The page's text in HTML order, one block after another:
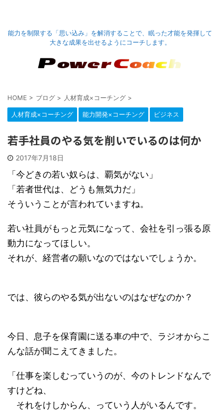
能力を制限する「思い込み」を解消することで、眠った才能を発揮して
大きな成果を出せるようにコーチします。
HOME > ブログ > 人材育成×コーチング >
人材育成×コーチング 能力開発×コーチング ビジネス
若手社員のやる気を削いでいるのは何か
2017年7月18日
「今どきの若い奴らは、覇気がない」
「若者世代は、どうも無気力だ」
そういうことが言われていますね。
若い社員がもっと元気になって、会社を引っ張る原
動力になってほしい。
それが、経営者の願いなのではないでしょうか。
では、彼らのやる気が出ないのはなぜなのか？
今日、息子を保育園に送る車の中で、ラジオからこ
んな話が聞こえてきました。
「仕事を楽しむっていうのが、今のトレンドなんで
すけどね、
それをけしからん、っていう人がいるんです。